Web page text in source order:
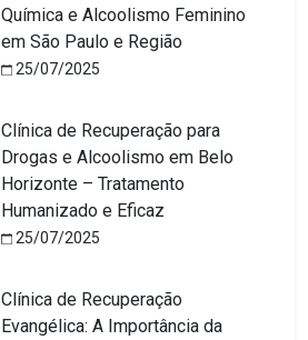
Química e Alcoolismo Feminino
em São Paulo e Região
25/07/2025
Clínica de Recuperação para
Drogas e Alcoolismo em Belo
Horizonte – Tratamento
Humanizado e Eficaz
25/07/2025
Clínica de Recuperação
Evangélica: A Importância da